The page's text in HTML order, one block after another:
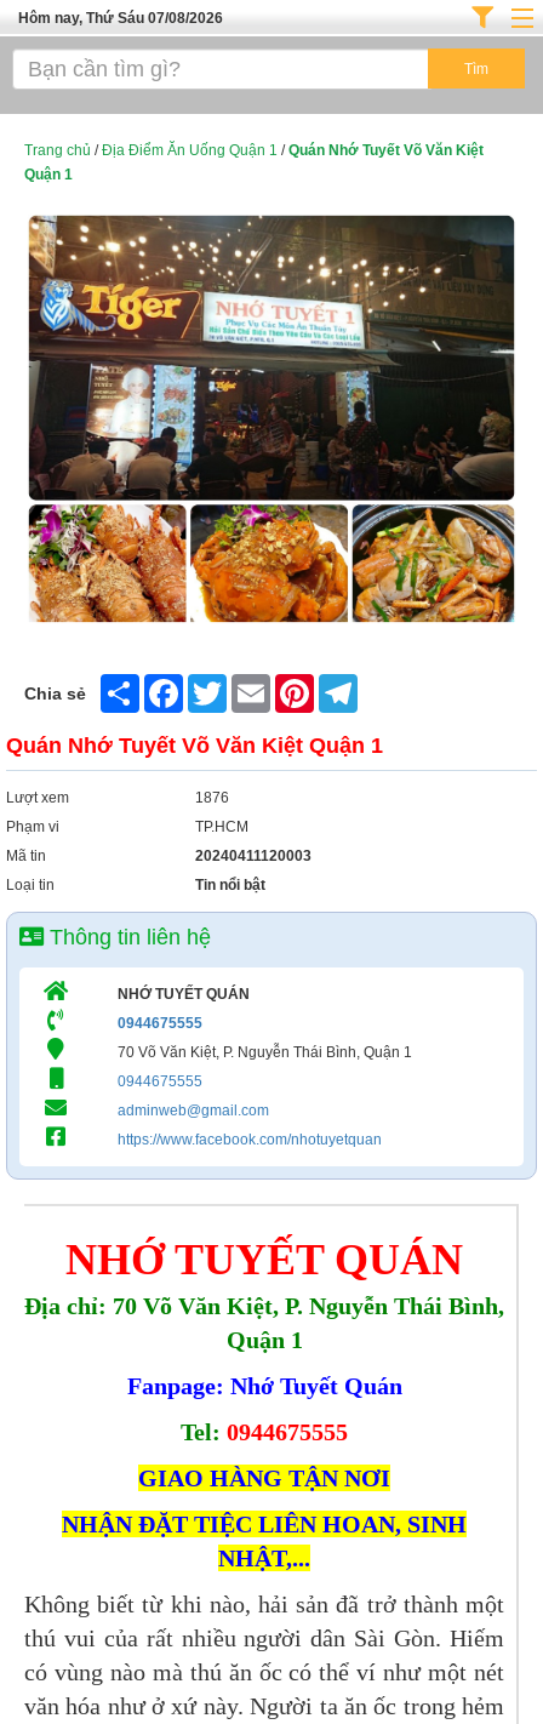
Hôm nay, Thứ Sáu 07/08/2026
Trang chủ
Cafe - Kem- Trà Sữa
Thực Phẩm Nông Hải Sản
Top Quán Ăn Sài Gòn
Trang chủ /Địa Điểm Ăn Uống Quận 1 /Quán Nhớ Tuyết Võ Văn Kiệt
Quận 1
Chia sẻ Share FacebookTwitter Email Pinterest
Quán Nhớ Tuyết Võ Văn Kiệt Quận 1
Lượt xem
1876
Phạm vi
TP.HCM
Mã tin
20240411120003
Loại tin
Tin nổi bật
Thông tin liên hệ
NHỚ TUYẾT QUÁN
0944675555
70 Võ Văn Kiệt, P. Nguyễn Thái Bình, Quận 1
0944675555
adminweb@gmail.com
https://www.facebook.com/nhotuyetquan
NHỚ TUYẾT QUÁN
Địa chỉ: 70 Võ Văn Kiệt, P. Nguyễn Thái Bình,
Quận 1
Fanpage: Nhớ Tuyết Quán
Tel: 0944675555
GIAO HÀNG TẬN NƠI
NHẬN ĐẶT TIỆC LIÊN HOAN, SINH
NHẬT,...
Không biết từ khi nào, hải sản đã trở thành một
thú vui của rất nhiều người dân Sài Gòn. Hiếm
có vùng nào mà thú ăn ốc có thể ví như một nét
văn hóa như ở xứ này. Người ta ăn ốc trong hẻm